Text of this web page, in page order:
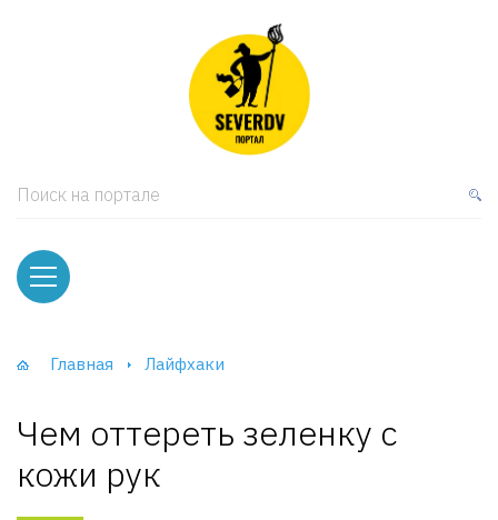
Поиск на портале
Главная Лайфхаки
Чем оттереть зеленку с
кожи рук
и тумбы